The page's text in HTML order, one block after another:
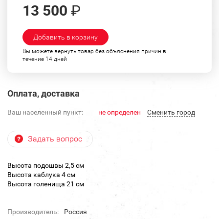
13 500 ₽
Добавить в корзину
Вы можете вернуть товар без объяснения причин в
течение 14 дней
Оплата, доставка
Ваш населенный пункт: не определен Cменить город
Задать вопрос
Высота подошвы 2,5 см
Высота каблука 4 см
Высота голенища 21 см
Производитель:
Россия